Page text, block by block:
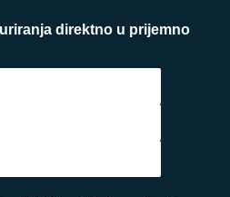
direktno u prijemno